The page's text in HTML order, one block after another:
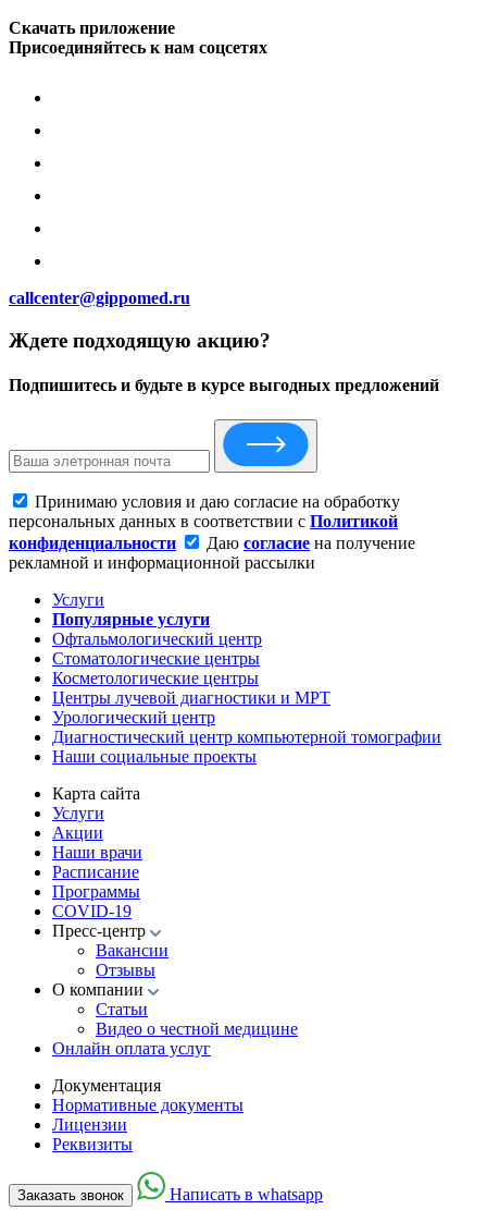
Скачать приложение
Присоединяйтесь к нам соцсетях
callcenter@gippomed.ru
Ждете подходящую акцию?
Подпишитесь и будьте в курсе выгодных предложений
Принимаю условия и даю согласие на обработку
персональных данных в соответствии с Политикой
конфиденциальности
Даю согласие на получение
рекламной и информационной рассылки
Услуги
Популярные услуги
Офтальмологический центр
Стоматологические центры
Косметологические центры
Центры лучевой диагностики и МРТ
Урологический центр
Диагностический центр компьютерной томографии
Наши социальные проекты
Карта сайта
Услуги
Акции
Наши врачи
Расписание
Программы
COVID-19
Пресс-центр
Вакансии
Отзывы
О компании
Статьи
Видео о честной медицине
Онлайн оплата услуг
Документация
Нормативные документы
Лицензии
Реквизиты
Заказать звонок Написать в whatsapp